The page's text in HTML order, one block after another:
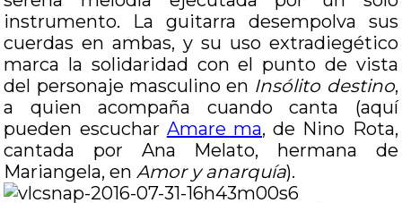
instrumento. La guitarra desempolva sus
cuerdas en ambas, y su uso extradiegético
marca la solidaridad con el punto de vista
del personaje masculino en Insólito destino,
a quien acompaña cuando canta (aquí
pueden escuchar Amare ma, de Nino Rota,
cantada por Ana Melato, hermana de
Mariangela, enAmor y anarquía).